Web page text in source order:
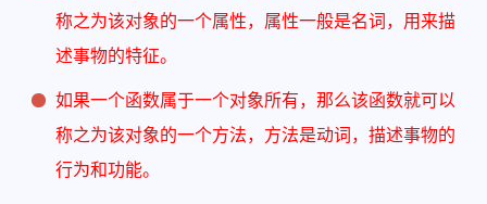
称之为该对象的一个属性，属性一般是名词，用来描
述事物的特征。
如果一个函数属于一个对象所有，那么该函数就可以
称之为该对象的一个方法，方法是动词，描述事物的
行为和功能。